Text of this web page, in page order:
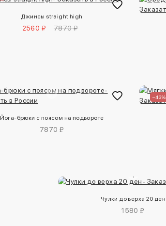
Джинсы straight high
2560 ₽ 7870 ₽
Йога-брюки с поясом на подвороте
7870 ₽
–43%
Чулки до верха 20 ден
1580 ₽